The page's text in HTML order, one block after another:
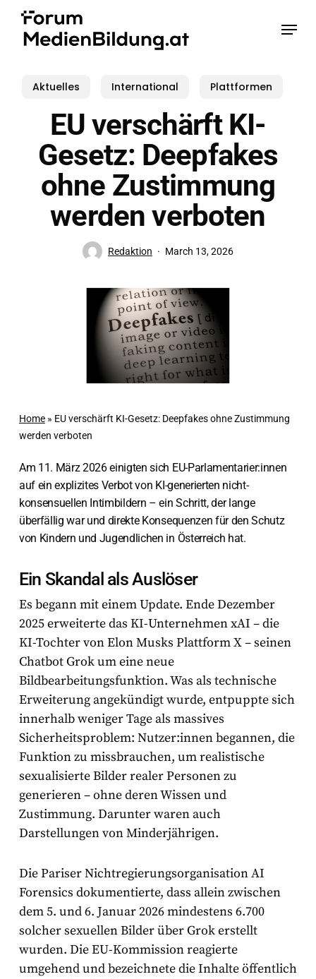
Menu
Aktuelles International Plattformen
EU verschärft KI-
Gesetz: Deepfakes
ohne Zustimmung
werden verboten
Redaktion March 13, 2026
Home» EU verschärft KI-Gesetz: Deepfakes ohne Zustimmung
werden verboten
Am 11. März 2026 einigten sich EU-Parlamentarier:innen
auf ein explizites Verbot von KI-generierten nicht-
konsensuellen Intimbildern – ein Schritt, der lange
überfällig war und direkte Konsequenzen für den Schutz
von Kindern und Jugendlichen in Österreich hat.
Ein Skandal als Auslöser
Es begann mit einem Update. Ende Dezember
2025 erweiterte das KI-Unternehmen xAI – die
KI-Tochter von Elon Musks Plattform X – seinen
Chatbot Grok um eine neue
Bildbearbeitungsfunktion. Was als technische
Erweiterung angekündigt wurde, entpuppte sich
innerhalb weniger Tage als massives
Sicherheitsproblem: Nutzer:innen begannen, die
Funktion zu missbrauchen, um realistische
sexualisierte Bilder realer Personen zu
generieren – ohne deren Wissen und
Zustimmung. Darunter waren auch
Darstellungen von Minderjährigen.
Die Pariser Nichtregierungsorganisation AI
Forensics dokumentierte, dass allein zwischen
dem 5. und 6. Januar 2026 mindestens 6.700
solcher sexuellen Bilder über Grok erstellt
wurden. Die EU-Kommission reagierte
umgehend und bezeichnete die Inhalte öffentlich